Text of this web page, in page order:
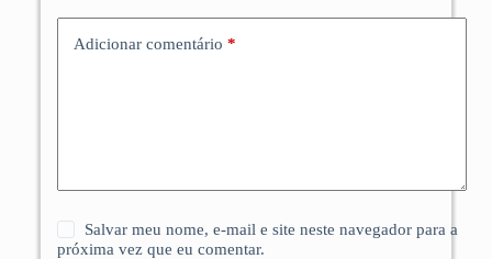
Adicionar comentário *
Salvar meu nome, e-mail e site neste navegador para a
próxima vez que eu comentar.